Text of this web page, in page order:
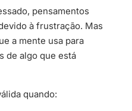
pensamentos
à frustração. Mas
a mente usa para
de algo que está
quando: